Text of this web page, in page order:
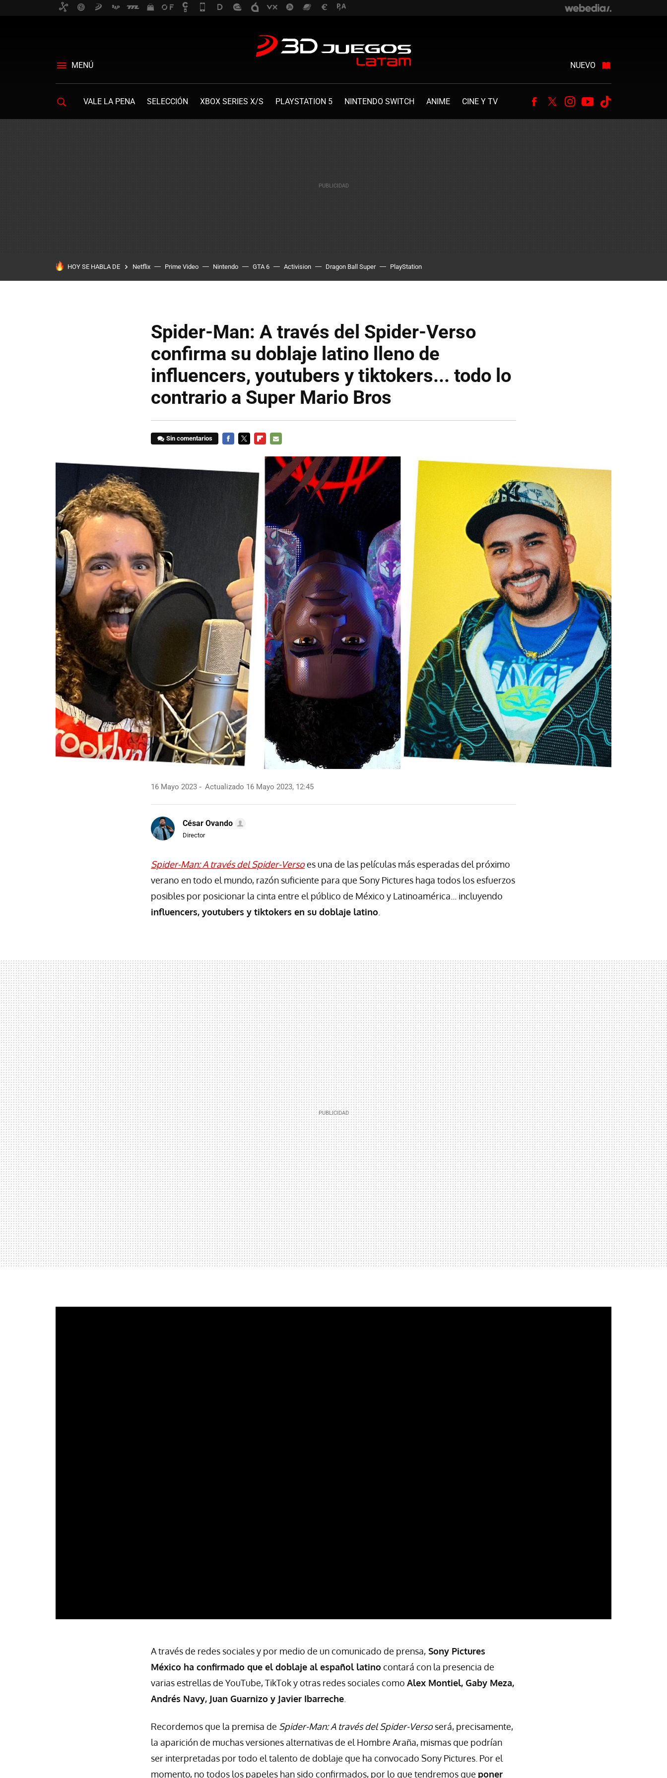
MENÚ NUEVO
VALE LA PENA SELECCIÓN XBOX SERIES X/S PLAYSTATION 5 NINTENDO SWITCH ANIME CINE Y TV Facebook
TwitterInstagram
Youtube
HOY SE HABLA DE Netflix Prime Video Nintendo GTA 6 Activision Dragon Ball Super PlayStation
Spider-Man: A través del Spider-Verso
confirma su doblaje latino lleno de
influencers, youtubers y tiktokers... todo lo
contrario a Super Mario Bros
Sin comentarios
MAIL
16 Mayo 2023 Actualizado 16 Mayo 2023, 12:45
César Ovando
Director
Spider-Man: A través del Spider-Versoes una de las películas más esperadas del próximo
verano en todo el mundo, razón suficiente para que Sony Pictures haga todos los esfuerzos
posibles por posicionar la cinta entre el público de México y Latinoamérica... incluyendo
influencers, youtubers y tiktokers en su doblaje latino
A través de redes sociales y por medio de un comunicado de prensa, Sony Pictures
México ha confirmado que el doblaje al español latino contará con la presencia de
varias estrellas de YouTube, TikTok y otras redes sociales como Alex Montiel, Gaby Meza,
Andrés Navy, Juan Guarnizo y Javier Ibarreche
Recordemos que la premisa de Spider-Man: A través del Spider-Versoserá, precisamente,
la aparición de muchas versiones alternativas de el Hombre Araña, mismas que podrían
ser interpretadas por todo el talento de doblaje que ha convocado Sony Pictures. Por el
momento, no todos los papeles han sido confirmados, por lo que tendremos que poner